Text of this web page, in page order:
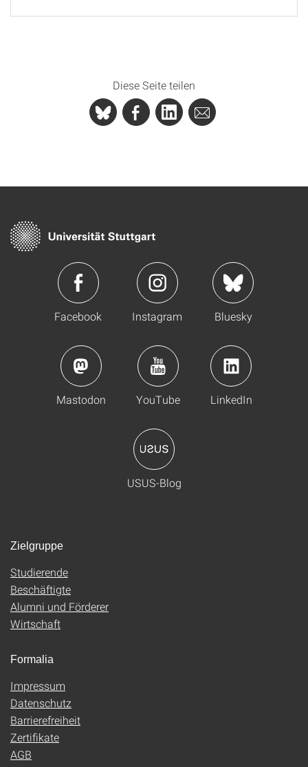
Diese Seite teilen
Facebook Instagram Bluesky
Mastodon YouTube LinkedIn
USUS-Blog
Zielgruppe
Studierende
Beschäftigte
Alumni und Förderer
Wirtschaft
Formalia
Impressum
Datenschutz
Barrierefreiheit
Zertifikate
AGB